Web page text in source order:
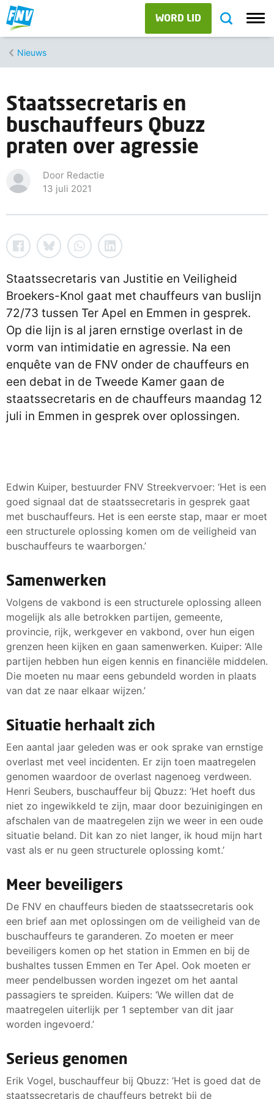
WORD LID
Nieuws
Staatssecretaris en
buschauffeurs Qbuzz
praten over agressie
Door Redactie
13 juli 2021
Staatssecretaris van Justitie en Veiligheid
Broekers-Knol gaat met chauffeurs van buslijn
72/73 tussen Ter Apel en Emmen in gesprek.
Op die lijn is al jaren ernstige overlast in de
vorm van intimidatie en agressie. Na een
enquête van de FNV onder de chauffeurs en
een debat in de Tweede Kamer gaan de
staatssecretaris en de chauffeurs maandag 12
juli in Emmen in gesprek over oplossingen.
Edwin Kuiper, bestuurder FNV Streekvervoer: ‘Het is een
goed signaal dat de staatssecretaris in gesprek gaat
met buschauffeurs. Het is een eerste stap, maar er moet
een structurele oplossing komen om de veiligheid van
buschauffeurs te waarborgen.’
Samenwerken
Volgens de vakbond is een structurele oplossing alleen
mogelijk als alle betrokken partijen, gemeente,
provincie, rijk, werkgever en vakbond, over hun eigen
grenzen heen kijken en gaan samenwerken. Kuiper: ‘Alle
partijen hebben hun eigen kennis en financiële middelen.
Die moeten nu maar eens gebundeld worden in plaats
van dat ze naar elkaar wijzen.’
Situatie herhaalt zich
Een aantal jaar geleden was er ook sprake van ernstige
overlast met veel incidenten. Er zijn toen maatregelen
genomen waardoor de overlast nagenoeg verdween.
Henri Seubers, buschauffeur bij Qbuzz: ‘Het hoeft dus
niet zo ingewikkeld te zijn, maar door bezuinigingen en
afschalen van de maatregelen zijn we weer in een oude
situatie beland. Dit kan zo niet langer, ik houd mijn hart
vast als er nu geen structurele oplossing komt.’
Meer beveiligers
De FNV en chauffeurs bieden de staatssecretaris ook
een brief aan met oplossingen om de veiligheid van de
buschauffeurs te garanderen. Zo moeten er meer
beveiligers komen op het station in Emmen en bij de
bushaltes tussen Emmen en Ter Apel. Ook moeten er
meer pendelbussen worden ingezet om het aantal
passagiers te spreiden. Kuipers: ‘We willen dat de
maatregelen uiterlijk per 1 september van dit jaar
worden ingevoerd.’
Serieus genomen
Erik Vogel, buschauffeur bij Qbuzz: ‘Het is goed dat de
staatssecretaris de chauffeurs betrekt bij de